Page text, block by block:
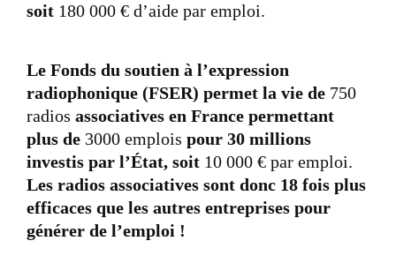
soit 180 000 € d’aide par emploi.
Le Fonds du soutien à l’expression
radiophonique (FSER) permet la vie de 750
radios associatives en France permettant
plus de 3000 emplois pour 30 millions
investis par l’État, soit 10 000 € par emploi.
Les radios associatives sont donc 18 fois plus
efficaces que les autres entreprises pour
générer de l’emploi !